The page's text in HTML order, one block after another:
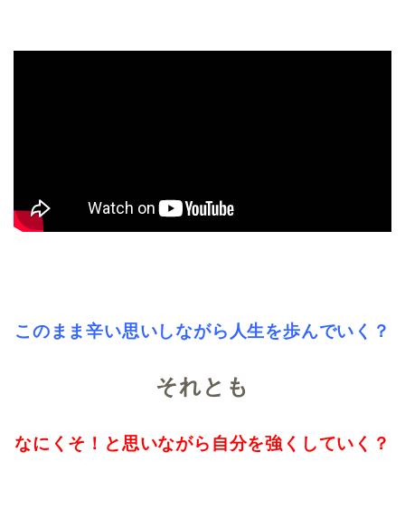
このまま辛い思いしながら人生を歩んでいく？
それとも
なにくそ！と思いながら自分を強くしていく？